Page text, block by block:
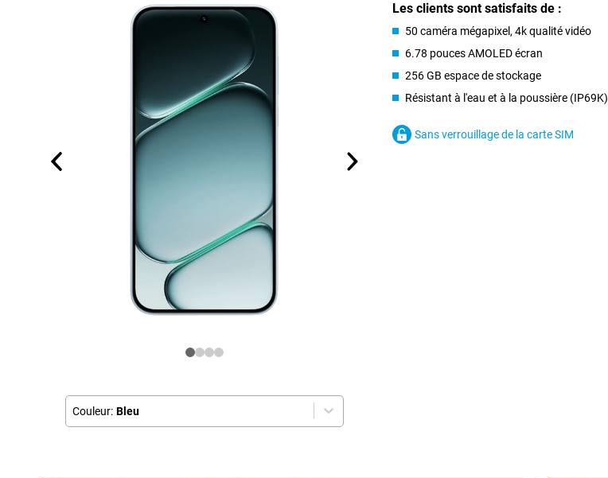
Couleur: Bleu
Les clients sont satisfaits de :
50 caméra mégapixel, 4k qualité vidéo
6.78 pouces AMOLED écran
256 GB espace de stockage
Résistant à l'eau et à la poussière (IP69K)
Sans verrouillage de la carte SIM